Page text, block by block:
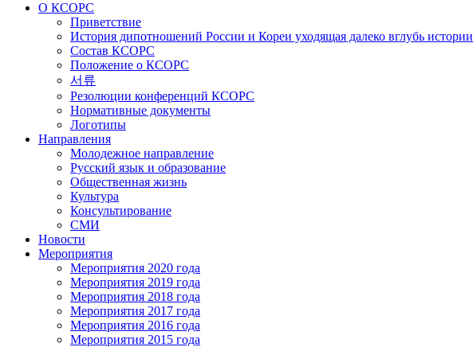
О КСОРС
Приветствие
История дипотношений России и Кореи уходящая далеко вглубь истории
Состав КСОРС
Положение о КСОРС
서류
Резолюции конференций КСОРС
Нормативные документы
Логотипы
Направления
Молодежное направление
Русский язык и образование
Общественная жизнь
Культура
Консультирование
СМИ
Новости
Мероприятия
Мероприятия 2020 года
Мероприятия 2019 года
Мероприятия 2018 годa
Мероприятия 2017 года
Мероприятия 2016 года
Мероприятия 2015 года